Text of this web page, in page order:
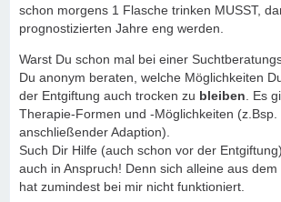
schon morgens 1 Flasche trinken MUSST,
prognostizierten Jahre eng werden.
Warst Du schon mal bei einer
Du anonym beraten, welche Möglichkeiten
der Entgiftung auch trocken zu bleiben . Es
Therapie-Formen und -Möglichkeiten (z.Bsp.
anschließender Adaption).
Such Dir Hilfe (auch schon vor der
auch in Anspruch! Denn sich alleine aus dem
hat zumindest bei mir nicht funktioniert.